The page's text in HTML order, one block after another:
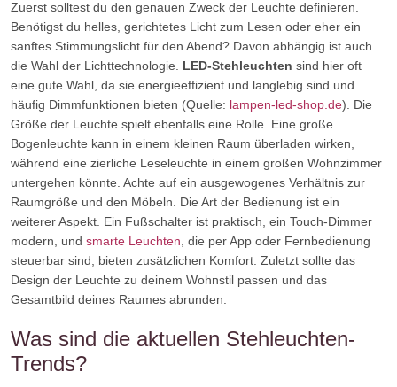
Zuerst solltest du den genauen Zweck der Leuchte definieren.
Benötigst du helles, gerichtetes Licht zum Lesen oder eher ein
sanftes Stimmungslicht für den Abend? Davon abhängig ist auch
die Wahl der Lichttechnologie. LED-Stehleuchten sind hier oft
eine gute Wahl, da sie energieeffizient und langlebig sind und
häufig Dimmfunktionen bieten (Quelle: lampen-led-shop.de). Die
Größe der Leuchte spielt ebenfalls eine Rolle. Eine große
Bogenleuchte kann in einem kleinen Raum überladen wirken,
während eine zierliche Leseleuchte in einem großen Wohnzimmer
untergehen könnte. Achte auf ein ausgewogenes Verhältnis zur
Raumgröße und den Möbeln. Die Art der Bedienung ist ein
weiterer Aspekt. Ein Fußschalter ist praktisch, ein Touch-Dimmer
modern, und smarte Leuchten , die per App oder Fernbedienung
steuerbar sind, bieten zusätzlichen Komfort. Zuletzt sollte das
Design der Leuchte zu deinem Wohnstil passen und das
Gesamtbild deines Raumes abrunden.
Was sind die aktuellen Stehleuchten-
Trends?